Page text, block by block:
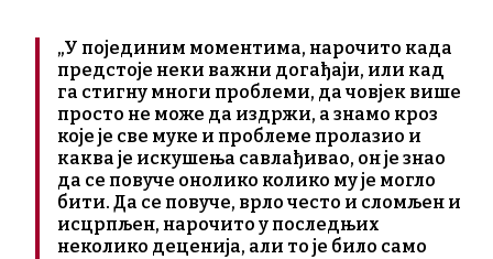
„У појединим моментима, нарочито када
предстоје неки важни догађаји, или кад
га стигну многи проблеми, да човјек више
просто не може да издржи, а знамо кроз
које је све муке и проблеме пролазио и
каква је искушења савлађивао, он је знао
да се повуче онолико колико му је могло
бити. Да се повуче, врло често и сломљен и
исцрпљен, нарочито у последњих
неколико деценија, али то је било само